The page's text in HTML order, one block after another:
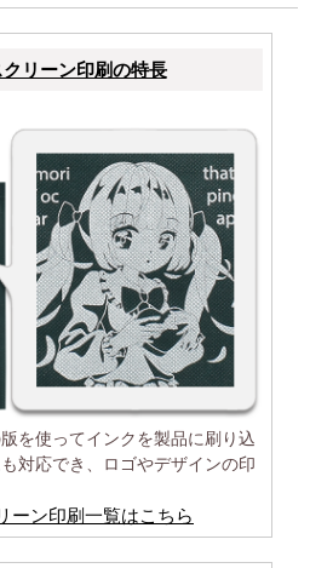
リーン印刷の特長
を使ってインクを製品に刷り込
対応でき、ロゴやデザインの印
ーン印刷一覧はこちら